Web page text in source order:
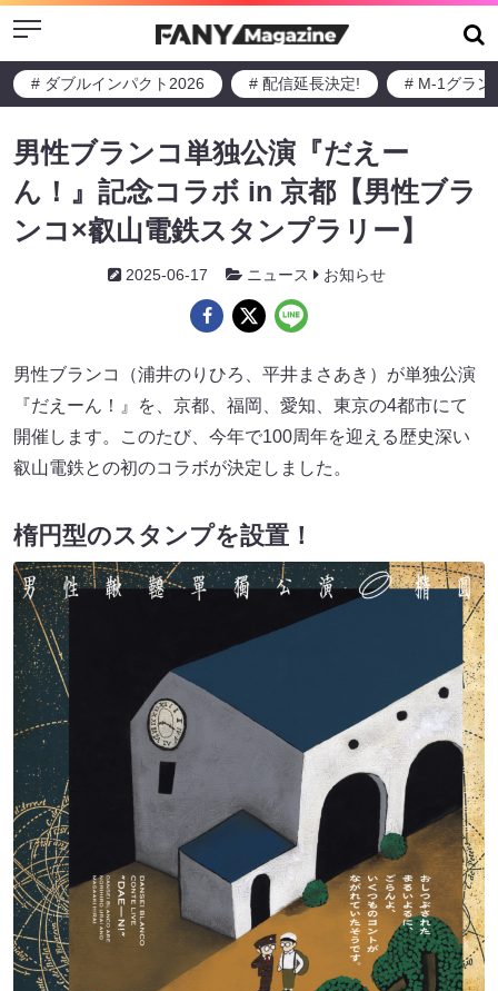
Menu
# ダブルインパクト2026 # 配信延長決定! # M-1グラン
男性ブランコ単独公演『だえー
ん！』記念コラボ in 京都【男性ブラ
ンコ×叡山電鉄スタンプラリー】
2025-06-17 ニュース お知らせ
男性ブランコ（浦井のりひろ、平井まさあき）が単独公演
『だえーん！』を、京都、福岡、愛知、東京の4都市にて
開催します。このたび、今年で100周年を迎える歴史深い
叡山電鉄との初のコラボが決定しました。
楕円型のスタンプを設置！